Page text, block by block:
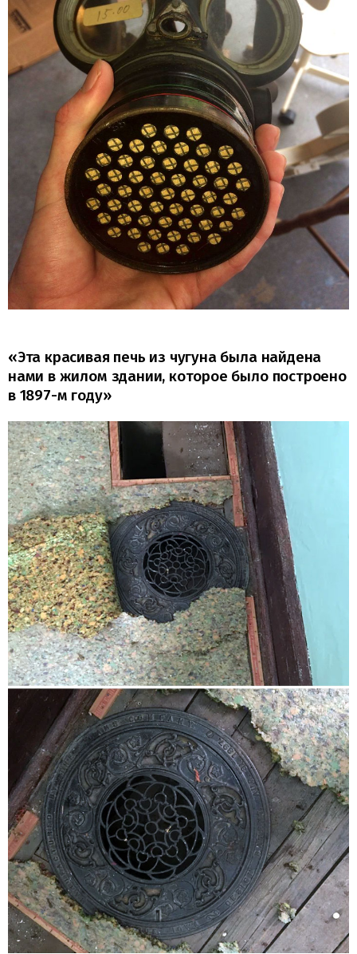
«Эта красивая печь из чугуна была найдена
нами в жилом здании, которое было построено
в 1897-м году»